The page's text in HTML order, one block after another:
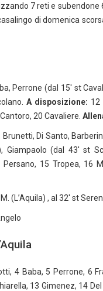
7 reti e subendone
di domenica
Perrone (dal 15′ st
A disposizione: 12
20 Cavaliere.
Di Santo,
(dal 43′ st
15 Tropea, 16
(L’Aquila) , al 32′ st Sereni
4 Baba, 5 Perrone, 6
13 Gimenez, 14